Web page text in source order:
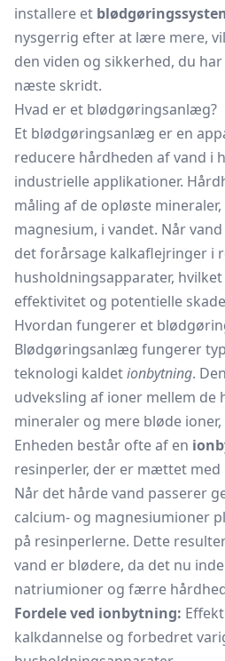
installere et
nysgerrig efter at lære mere,
den viden og sikkerhed, du
næste skridt.
Hvad er et blødgøringsanlæg?
Et blødgøringsanlæg er en
reducere hårdheden af vand i
industrielle applikationer.
måling af de opløste
magnesium, i vandet. Når
det forårsage kalkaflejringer i
husholdningsapparater,
effektivitet og potentielle
Hvordan fungerer et
Blødgøringsanlæg fungerer
teknologi kaldetionbytning.
udveksling af ioner mellem de
mineraler og mere bløde
Enheden består ofte af en
resinperler, der er mættet med
Når det hårde vand passerer
calcium- og magnesiumioner
på resinperlerne. Dette
vand er blødere, da det nu
natriumioner og færre
Fordele ved ionbytning:
kalkdannelse og forbedret